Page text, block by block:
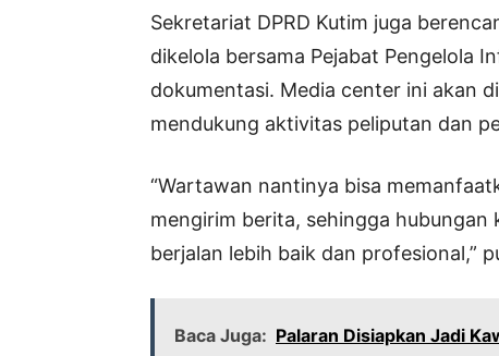
Sekretariat DPRD Kutim juga
dikelola bersama Pejabat Pengelola
dokumentasi. Media center ini akan
mendukung aktivitas peliputan dan
“Wartawan nantinya bisa
mengirim berita, sehingga hubungan
berjalan lebih baik dan profesional,”
Baca Juga: Palaran Disiapkan Jadi